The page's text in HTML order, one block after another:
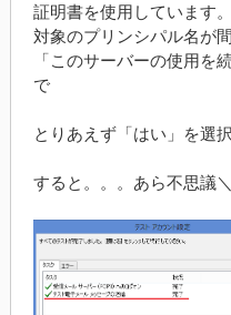
証明書を使用しています。
対象のプリンシパル名が
「このサーバーの使用を
で
とりあえず「はい」を選択
すると。。。あら不思議